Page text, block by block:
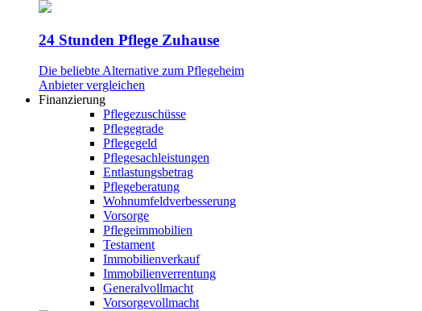
24 Stunden Pflege Zuhause
Die beliebte Alternative zum Pflegeheim
Anbieter vergleichen
Finanzierung
Pflegezuschüsse
Pflegegrade
Pflegegeld
Pflegesachleistungen
Entlastungsbetrag
Pflegeberatung
Wohnumfeldverbesserung
Vorsorge
Pflegeimmobilien
Testament
Immobilienverkauf
Immobilienverrentung
Generalvollmacht
Vorsorgevollmacht